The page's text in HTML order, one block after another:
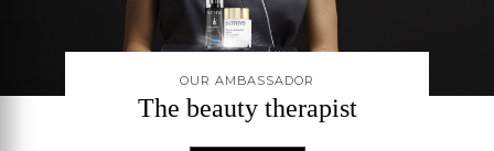
OUR AMBASSADOR
The beauty therapist